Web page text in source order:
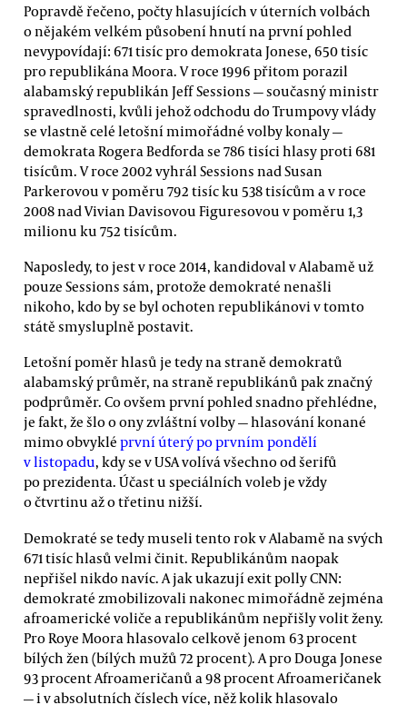
Popravdě řečeno, počty hlasujících v úterních volbách
o nějakém velkém působení hnutí na první pohled
nevypovídají: 671 tisíc pro demokrata Jonese, 650 tisíc
pro republikána Moora. V roce 1996 přitom porazil
alabamský republikán Jeff Sessions — současný ministr
spravedlnosti, kvůli jehož odchodu do Trumpovy vlády
se vlastně celé letošní mimořádné volby konaly —
demokrata Rogera Bedforda se 786 tisíci hlasy proti 681
tisícům. V roce 2002 vyhrál Sessions nad Susan
Parkerovou v poměru 792 tisíc ku 538 tisícům a v roce
2008 nad Vivian Davisovou Figuresovou v poměru 1,3
milionu ku 752 tisícům.
Naposledy, to jest v roce 2014, kandidoval v Alabamě už
pouze Sessions sám, protože demokraté nenašli
nikoho, kdo by se byl ochoten republikánovi v tomto
státě smysluplně postavit.
Letošní poměr hlasů je tedy na straně demokratů
alabamský průměr, na straně republikánů pak značný
podprůměr. Co ovšem první pohled snadno přehlédne,
je fakt, že šlo o ony zvláštní volby — hlasování konané
mimo obvyklé první úterý po prvním pondělí
v listopadu, kdy se v USA volívá všechno od šerifů
po prezidenta. Účast u speciálních voleb je vždy
o čtvrtinu až o třetinu nižší.
Demokraté se tedy museli tento rok v Alabamě na svých
671 tisíc hlasů velmi činit. Republikánům naopak
nepřišel nikdo navíc. A jak ukazují exit polly CNN:
demokraté zmobilizovali nakonec mimořádně zejména
afroamerické voliče a republikánům nepřišly volit ženy.
Pro Roye Moora hlasovalo celkově jenom 63 procent
bílých žen (bílých mužů 72 procent). A pro Douga Jonese
93 procent Afroameričanů a 98 procent Afroameričanek
— i v absolutních číslech více, něž kolik hlasovalo